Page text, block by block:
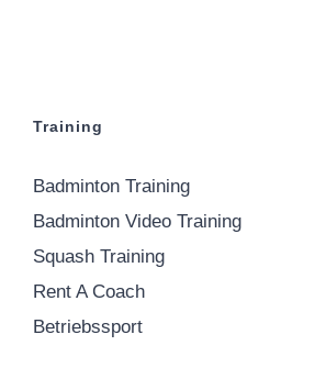
Training
Badminton Training
Badminton Video Training
Squash Training
Rent A Coach
Betriebssport